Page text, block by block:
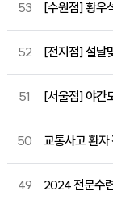
53
52
51
50 교통사고 환자
49 2024 전문수